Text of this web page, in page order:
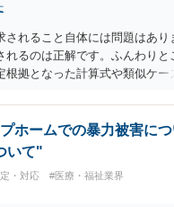
されること自体には問題はあり
れるのは正解です。ふんわりと
根拠となった計算式や類似ケー
は医療者側の故意や過失がない
ためにある程度の減額等があ
病院側の提示があまりにも低
依頼も検討されるべきかと思い
備えて、また現時点でのアド
務所にご相談されておいても良
ホームでの暴力被害に
いて"
・対応 #医療・福祉業界